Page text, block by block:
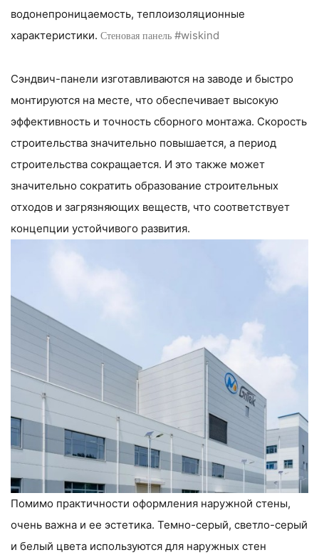
водонепроницаемость, теплоизоляционные
характеристики. Стеновая панель #wiskind
Сэндвич-панели изготавливаются на заводе и быстро
монтируются на месте, что обеспечивает высокую
эффективность и точность сборного монтажа. Скорость
строительства значительно повышается, а период
строительства сокращается. И это также может
значительно сократить образование строительных
отходов и загрязняющих веществ, что соответствует
концепции устойчивого развития.
Помимо практичности оформления наружной стены,
очень важна и ее эстетика. Темно-серый, светло-серый
и белый цвета используются для наружных стен